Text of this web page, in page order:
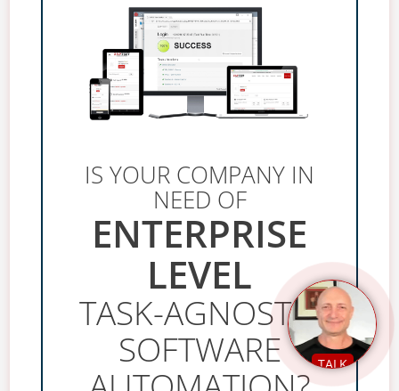
IS YOUR COMPANY IN
NEED OF
ENTERPRISE
LEVEL
TASK-AGNOSTIC
SOFTWARE
TALK